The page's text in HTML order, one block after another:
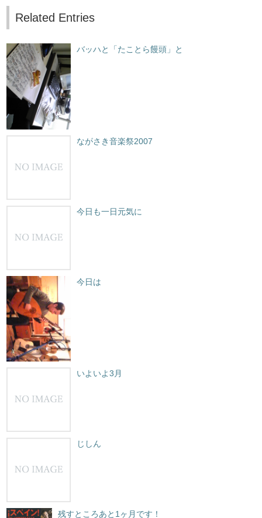
Related Entries
バッハと「たことら饅頭」と
ながさき音楽祭2007
今日も一日元気に
今日は
いよいよ3月
じしん
残すところあと1ヶ月です！